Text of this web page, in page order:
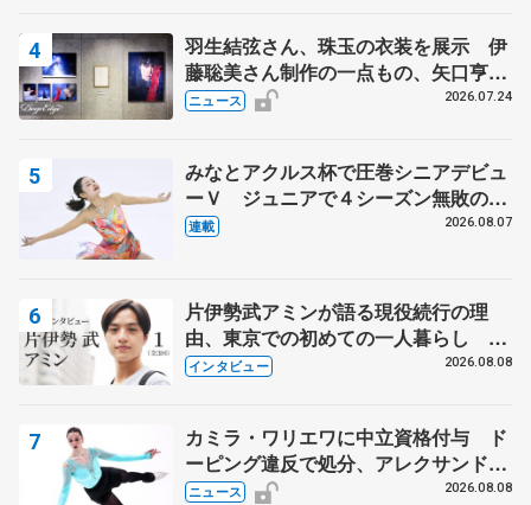
羽生結弦さん、珠玉の衣装を展示 伊
藤聡美さん制作の一点もの、矢口亨さ
んが撮影
ニュース 2026.07.24
みなとアクルス杯で圧巻シニアデビュ
ーＶ ジュニアで４シーズン無敗の島
田麻央
連載 2026.08.07
片伊勢武アミンが語る現役続行の理
由、東京での初めての一人暮らし 注
目スケーターの「今」に迫る
インタビュー 2026.08.08
カミラ・ワリエワに中立資格付与 ド
ーピング違反で処分、アレクサンド
ラ・イグナトワも
ニュース 2026.08.08